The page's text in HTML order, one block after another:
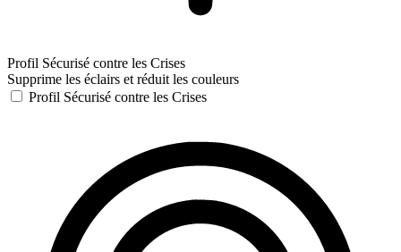
Profil Sécurisé contre les Crises
Supprime les éclairs et réduit les couleurs
Profil Sécurisé contre les Crises